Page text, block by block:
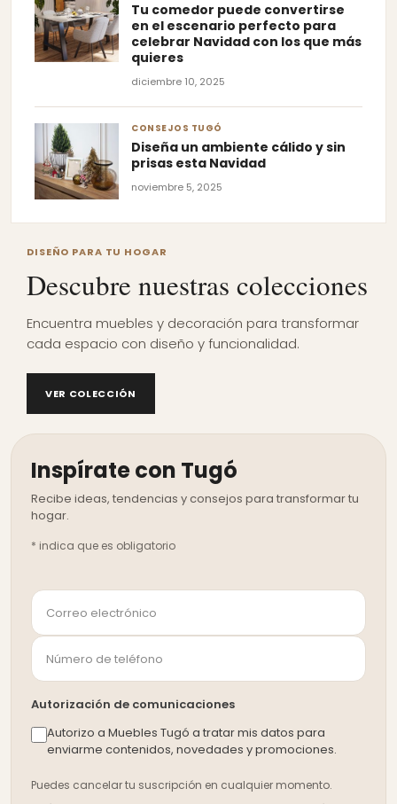
Tu comedor puede convertirse
en el escenario perfecto para
celebrar Navidad con los que más
quieres
diciembre 10, 2025
CONSEJOS TUGÓ
Diseña un ambiente cálido y sin
prisas esta Navidad
noviembre 5, 2025
DISEÑO PARA TU HOGAR
Descubre nuestras colecciones
Encuentra muebles y decoración para transformar
cada espacio con diseño y funcionalidad.
VER COLECCIÓN
Inspírate con Tugó
* indica que es obligatorio
Autorización de comunicaciones
Autorizo a Muebles Tugó a tratar mis datos para
enviarme contenidos, novedades y promociones.
Puedes cancelar tu suscripción en cualquier momento.